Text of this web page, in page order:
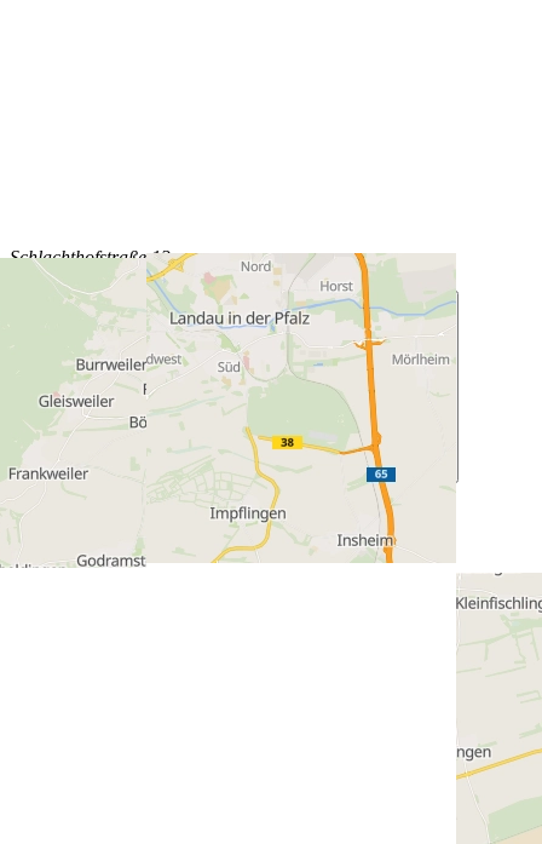
Schlachthofstraße 13
76829 Landau in der Pfalz (Deutschland)
Previous